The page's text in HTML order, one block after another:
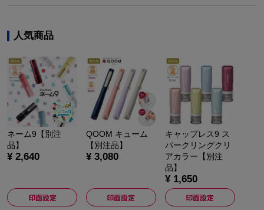
人気商品
ネーム9【別注
品】
¥ 2,640
印面設定
QOOM キューム
【別注品】
¥ 3,080
印面設定
キャップレス9 ス
パークリングクリ
アカラー【別注
品】
¥ 1,650
印面設定